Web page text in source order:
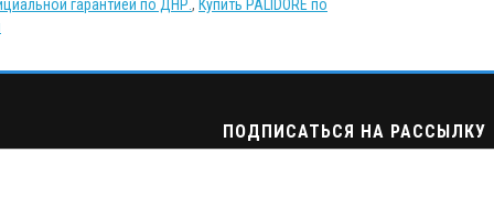
гарантией по ДНР. , Купить PALIDORE по
ПОДПИСАТЬСЯ НА РАССЫЛКУ